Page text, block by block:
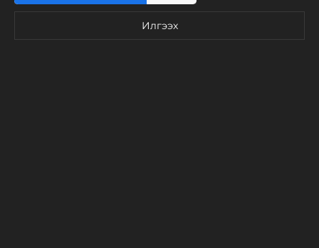
Илгээх